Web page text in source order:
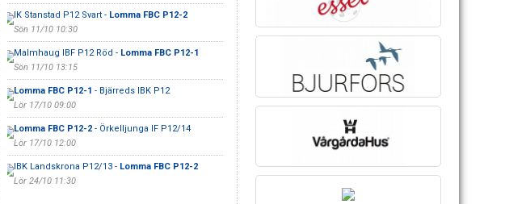
IK Stanstad P12 Svart - Lomma FBC P12-2
Sön 11/10 10:30
Malmhaug IBF P12 Röd - Lomma FBC P12-1
Sön 11/10 13:15
Lomma FBC P12-1 - Bjärreds IBK P12
Lör 17/10 09:00
Lomma FBC P12-2- Örkelljunga IF P12/14
Lör 17/10 12:00
IBK Landskrona P12/13 - Lomma FBC P12-2
Lör 24/10 11:30